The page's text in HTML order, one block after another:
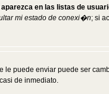
en las listas de
mi estado de conexi�n; si
puede enviar puede ser
de inmediato.